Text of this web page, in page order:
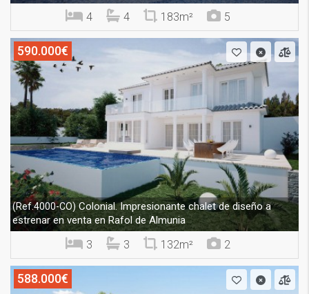
4 4 183m² 5
590.000€
(Ref.4000-CO)Colonial. Impresionante chalet de diseño a
estrenar en venta en Rafol de Almunia
3 3 132m² 2
588.000€